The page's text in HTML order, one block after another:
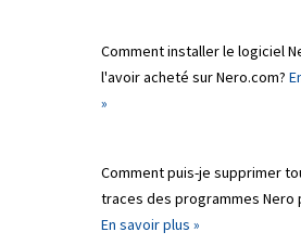
Comment installer le logiciel
l'avoir acheté sur Nero.com?
»
Comment puis-je supprimer
traces des programmes Nero
En savoir plus »